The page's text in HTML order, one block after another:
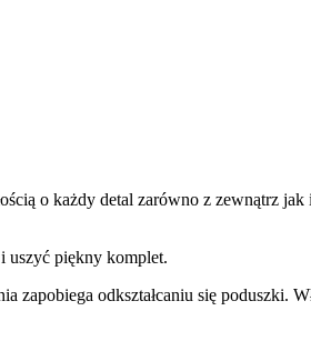
o każdy detal zarówno z zewnątrz
uszyć piękny komplet.
zapobiega odkształcaniu się poduszki.